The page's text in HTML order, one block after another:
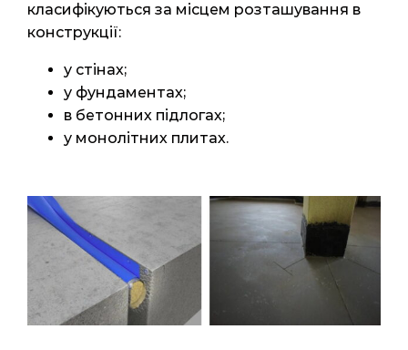
класифікуються за місцем розташування в
конструкції:
у стінах;
у фундаментах;
в бетонних підлогах;
у монолітних плитах.